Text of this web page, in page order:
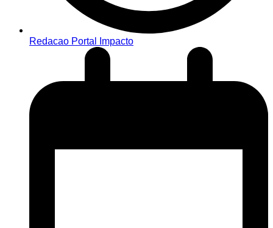
Redacao Portal Impacto